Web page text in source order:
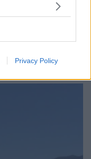
Privacy Policy